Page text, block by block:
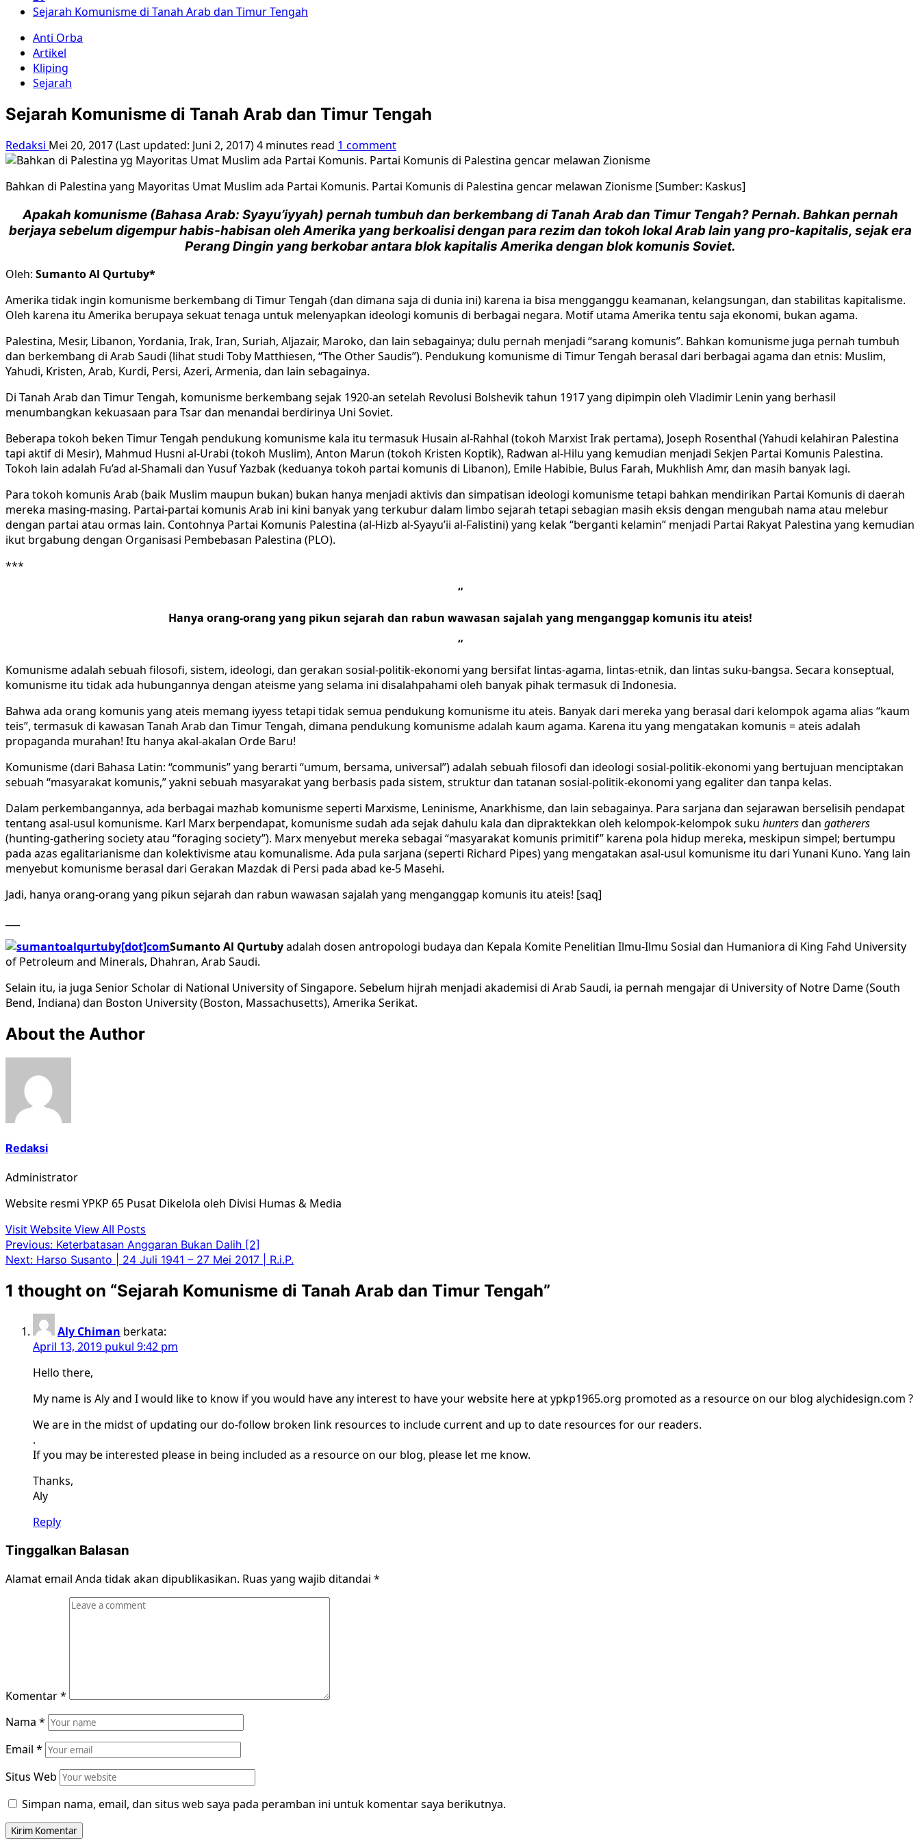
Sejarah Komunisme di Tanah Arab dan Timur Tengah
Anti Orba
Artikel
Kliping
Sejarah
Sejarah Komunisme di Tanah Arab dan Timur Tengah
Redaksi Mei 20, 2017 (Last updated: Juni 2, 2017)4 minutes read 1 comment
Bahkan di Palestina yang Mayoritas Umat Muslim ada Partai Komunis. Partai Komunis di Palestina gencar melawan Zionisme [Sumber: Kaskus]
Apakah komunisme (Bahasa Arab: Syayu’iyyah) pernah tumbuh dan berkembang di Tanah Arab dan Timur Tengah? Pernah. Bahkan pernah
berjaya sebelum digempur habis-habisan oleh Amerika yang berkoalisi dengan para rezim dan tokoh lokal Arab lain yang pro-kapitalis, sejak era
Perang Dingin yang berkobar antara blok kapitalis Amerika dengan blok komunis Soviet.
Oleh: Sumanto Al Qurtuby*
Amerika tidak ingin komunisme berkembang di Timur Tengah (dan dimana saja di dunia ini) karena ia bisa mengganggu keamanan, kelangsungan, dan stabilitas kapitalisme.
Oleh karena itu Amerika berupaya sekuat tenaga untuk melenyapkan ideologi komunis di berbagai negara. Motif utama Amerika tentu saja ekonomi, bukan agama.
Palestina, Mesir, Libanon, Yordania, Irak, Iran, Suriah, Aljazair, Maroko, dan lain sebagainya; dulu pernah menjadi “sarang komunis”. Bahkan komunisme juga pernah tumbuh
dan berkembang di Arab Saudi (lihat studi Toby Matthiesen, “The Other Saudis”). Pendukung komunisme di Timur Tengah berasal dari berbagai agama dan etnis: Muslim,
Yahudi, Kristen, Arab, Kurdi, Persi, Azeri, Armenia, dan lain sebagainya.
Di Tanah Arab dan Timur Tengah, komunisme berkembang sejak 1920-an setelah Revolusi Bolshevik tahun 1917 yang dipimpin oleh Vladimir Lenin yang berhasil
menumbangkan kekuasaan para Tsar dan menandai berdirinya Uni Soviet.
Beberapa tokoh beken Timur Tengah pendukung komunisme kala itu termasuk Husain al-Rahhal (tokoh Marxist Irak pertama), Joseph Rosenthal (Yahudi kelahiran Palestina
tapi aktif di Mesir), Mahmud Husni al-Urabi (tokoh Muslim), Anton Marun (tokoh Kristen Koptik), Radwan al-Hilu yang kemudian menjadi Sekjen Partai Komunis Palestina.
Tokoh lain adalah Fu’ad al-Shamali dan Yusuf Yazbak (keduanya tokoh partai komunis di Libanon), Emile Habibie, Bulus Farah, Mukhlish Amr, dan masih banyak lagi.
Para tokoh komunis Arab (baik Muslim maupun bukan) bukan hanya menjadi aktivis dan simpatisan ideologi komunisme tetapi bahkan mendirikan Partai Komunis di daerah
mereka masing-masing. Partai-partai komunis Arab ini kini banyak yang terkubur dalam limbo sejarah tetapi sebagian masih eksis dengan mengubah nama atau melebur
dengan partai atau ormas lain. Contohnya Partai Komunis Palestina (al-Hizb al-Syayu’ii al-Falistini) yang kelak “berganti kelamin” menjadi Partai Rakyat Palestina yang kemudian
ikut brgabung dengan Organisasi Pembebasan Palestina (PLO).
***
“
Hanya orang-orang yang pikun sejarah dan rabun wawasan sajalah yang menganggap komunis itu ateis!
“
Komunisme adalah sebuah filosofi, sistem, ideologi, dan gerakan sosial-politik-ekonomi yang bersifat lintas-agama, lintas-etnik, dan lintas suku-bangsa. Secara konseptual,
komunisme itu tidak ada hubungannya dengan ateisme yang selama ini disalahpahami oleh banyak pihak termasuk di Indonesia.
Bahwa ada orang komunis yang ateis memang iyyess tetapi tidak semua pendukung komunisme itu ateis. Banyak dari mereka yang berasal dari kelompok agama alias “kaum
teis”, termasuk di kawasan Tanah Arab dan Timur Tengah, dimana pendukung komunisme adalah kaum agama. Karena itu yang mengatakan komunis = ateis adalah
propaganda murahan! Itu hanya akal-akalan Orde Baru!
Komunisme (dari Bahasa Latin: “communis” yang berarti “umum, bersama, universal”) adalah sebuah filosofi dan ideologi sosial-politik-ekonomi yang bertujuan menciptakan
sebuah “masyarakat komunis,” yakni sebuah masyarakat yang berbasis pada sistem, struktur dan tatanan sosial-politik-ekonomi yang egaliter dan tanpa kelas.
Dalam perkembangannya, ada berbagai mazhab komunisme seperti Marxisme, Leninisme, Anarkhisme, dan lain sebagainya. Para sarjana dan sejarawan berselisih pendapat
tentang asal-usul komunisme. Karl Marx berpendapat, komunisme sudah ada sejak dahulu kala dan dipraktekkan oleh kelompok-kelompok suku huntersdan gatherers
(hunting-gathering society atau “foraging society”). Marx menyebut mereka sebagai “masyarakat komunis primitif” karena pola hidup mereka, meskipun simpel; bertumpu
pada azas egalitarianisme dan kolektivisme atau komunalisme. Ada pula sarjana (seperti Richard Pipes) yang mengatakan asal-usul komunisme itu dari Yunani Kuno. Yang lain
menyebut komunisme berasal dari Gerakan Mazdak di Persi pada abad ke-5 Masehi.
Jadi, hanya orang-orang yang pikun sejarah dan rabun wawasan sajalah yang menganggap komunis itu ateis! [saq]
Sumanto Al Qurtubyadalah dosen antropologi budaya dan Kepala Komite Penelitian Ilmu-Ilmu Sosial dan Humaniora di King Fahd University
of Petroleum and Minerals, Dhahran, Arab Saudi.
Selain itu, ia juga Senior Scholar di National University of Singapore. Sebelum hijrah menjadi akademisi di Arab Saudi, ia pernah mengajar di University of Notre Dame (South
Bend, Indiana) dan Boston University (Boston, Massachusetts), Amerika Serikat.
About the Author
Redaksi
Administrator
Website resmi YPKP 65 Pusat Dikelola oleh Divisi Humas & Media
Visit WebsiteView All Posts
Post
navigation
Previous: Keterbatasan Anggaran Bukan Dalih [2]
Next: Harso Susanto | 24 Juli 1941 – 27 Mei 2017 | R.i.P.
1 thought on “Sejarah Komunisme di Tanah Arab dan Timur Tengah”
Aly Chiman berkata:
April 13, 2019 pukul 9:42 pm
Hello there,
My name is Aly and I would like to know if you would have any interest to have your website here at ypkp1965.org promoted as a resource on our blog alychidesign.com ?
We are in the midst of updating our do-follow broken link resources to include current and up to date resources for our readers.
.
If you may be interested please in being included as a resource on our blog, please let me know.
Thanks,
Aly
Reply
Tinggalkan Balasan
Alamat email Anda tidak akan dipublikasikan. Ruas yang wajib ditandai *
Komentar*
Nama *
Email *
Situs Web
Simpan nama, email, dan situs web saya pada peramban ini untuk komentar saya berikutnya.